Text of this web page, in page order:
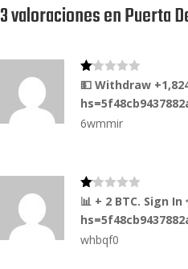
3 valoraciones enPuerta
Va
ra
co
💵 Withdraw
6wmmir
Va
ra
co
📊 + 2 BTC. Sign
whbqf0